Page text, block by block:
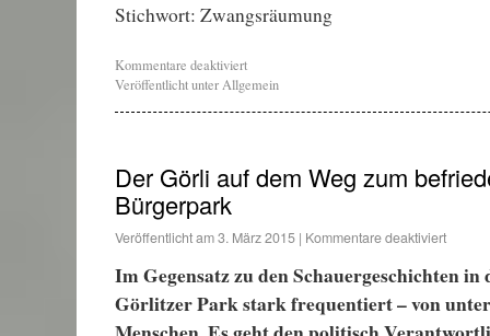
Stichwort: Zwangsräumung
Kommentare deaktiviert
Veröffentlicht unterAllgemein
Der Görli auf dem Weg zum
Bürgerpark
Veröffentlicht am3. März 2015 | Kommentare deaktiviert
Im Gegensatz zu den Schauergeschichten
Görlitzer Park stark frequentiert – von